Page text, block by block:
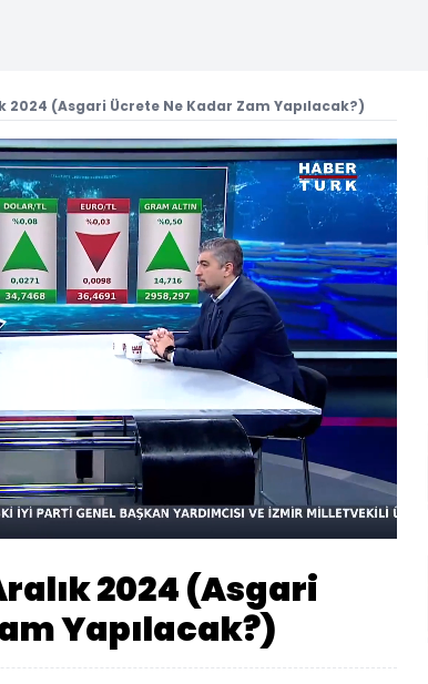
2024 (Asgari Ücrete Ne Kadar Zam Yapılacak?)
Oynatma
2024 (Asgari
Yapılacak?)